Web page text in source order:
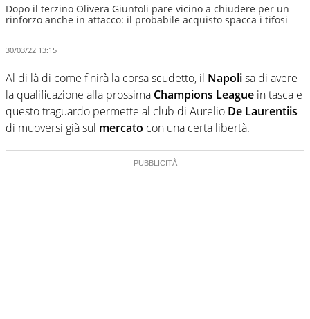
Dopo il terzino Olivera Giuntoli pare vicino a chiudere per un
rinforzo anche in attacco: il probabile acquisto spacca i tifosi
30/03/22 13:15
Al di là di come finirà la corsa scudetto, il Napolisa di avere
la qualificazione alla prossima Champions League in tasca e
questo traguardo permette al club di Aurelio De Laurentiis
di muoversi già sul mercato con una certa libertà.